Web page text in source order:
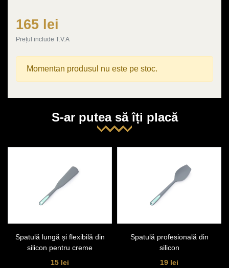
165 lei
Prețul include T.V.A
Momentan produsul nu este pe stoc.
S-ar putea să îți placă
Spatulă lungă și flexibilă din
silicon pentru creme
15 lei
Spatulă profesională din
silicon
19 lei